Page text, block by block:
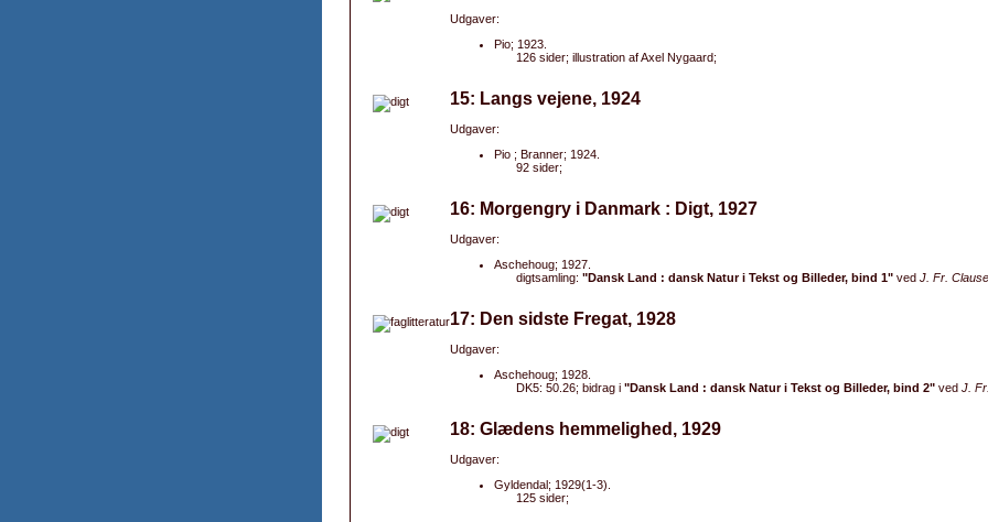
Udgaver:
Pio; 1923.
126 sider; illustration af Axel Nygaard;
15: Langs vejene, 1924
Udgaver:
Pio ; Branner; 1924.
92 sider;
16: Morgengry i Danmark : Digt, 1927
Udgaver:
Aschehoug; 1927.
digtsamling: "Dansk Land : dansk Natur i Tekst og Billeder, bind 1" ved J. Fr.
17: Den sidste Fregat, 1928
Udgaver:
Aschehoug; 1928.
DK5: 50.26; bidrag i "Dansk Land : dansk Natur i Tekst og Billeder, bind 2" ved J.
18: Glædens hemmelighed, 1929
Udgaver:
Gyldendal; 1929(1-3).
125 sider;